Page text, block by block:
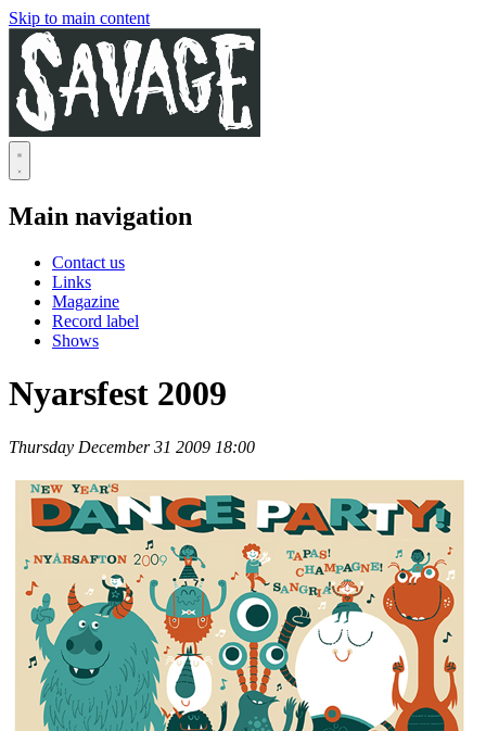
Skip to main content
Main navigation
Contact us
Links
Magazine
Record label
Shows
Nyarsfest 2009
Thursday December 31 2009 18:00